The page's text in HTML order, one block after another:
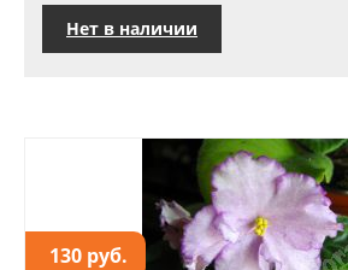
Нет в наличии
130 руб.